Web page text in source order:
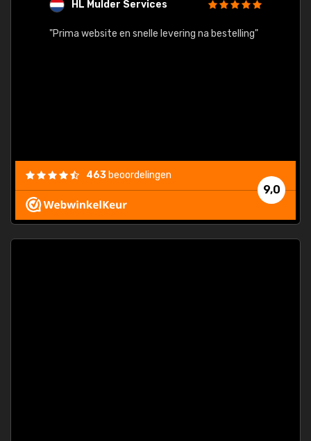
HL Mulder Services
"Prima website en snelle levering na bestelling"
9,0
463 beoordelingen